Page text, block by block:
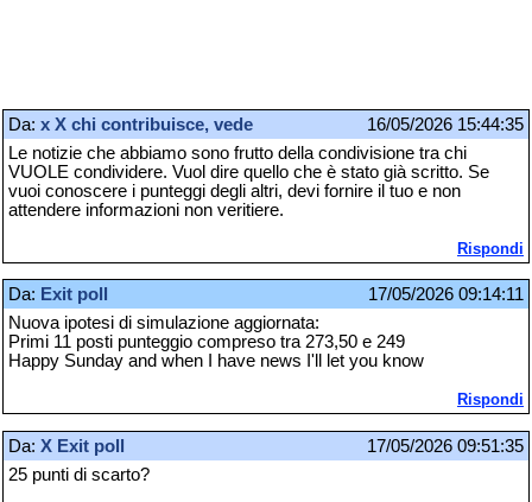
Da: x X chi contribuisce, vede
16/05/2026 15:44:35
Le notizie che abbiamo sono frutto della condivisione tra chi
VUOLE condividere. Vuol dire quello che è stato già scritto. Se
vuoi conoscere i punteggi degli altri, devi fornire il tuo e non
attendere informazioni non veritiere.
Rispondi
Da: Exit poll
17/05/2026 09:14:11
Nuova ipotesi di simulazione aggiornata:
Primi 11 posti punteggio compreso tra 273,50 e 249
Happy Sunday and when I have news I'll let you know
Rispondi
Da: X Exit poll
17/05/2026 09:51:35
25 punti di scarto?